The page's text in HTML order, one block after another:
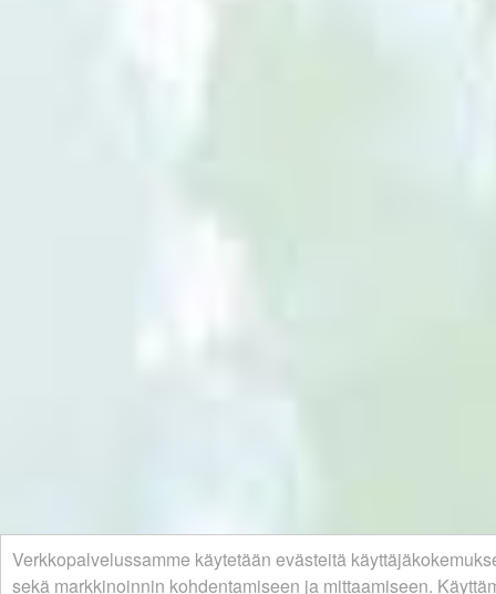
Verkkopalvelussamme käytetään evästeitä
sekä markkinoinnin kohdentamiseen ja mittaamiseen.